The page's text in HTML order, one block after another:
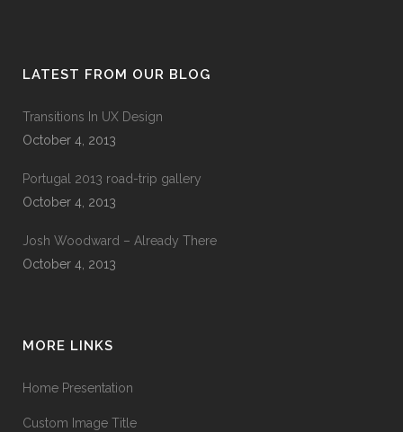
LATEST FROM OUR BLOG
Transitions In UX Design
October 4, 2013
Portugal 2013 road-trip gallery
October 4, 2013
Josh Woodward – Already There
October 4, 2013
MORE LINKS
Home Presentation
Custom Image Title